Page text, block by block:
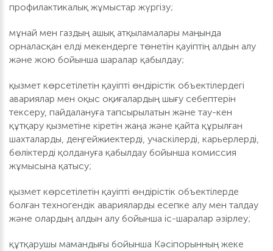
профилактикалық жұмыстар жүргізу;
мұнай мен газдың ашық атқыламалары маңында
орналасқан елді мекендерге төнетін қауіптің алдын алу
және жою бойынша шаралар қабылдау;
қызмет көрсетілетін қауіпті өндірістік объектілердегі
авариялар мен оқыс оқиғалардың шығу себептерін
тексеру, пайдалануға тапсырылатын және тау-кен
құтқару қызметіне кіретін жаңа және қайта құрылған
шахталарды, деңгейжиектерді, учаскілерді, карьерлерді,
бөліктерді қолдануға қабылдау бойынша комиссия
жұмысына қатысу;
қызмет көрсетілетін қауіпті өндірістік объектілерде
болған техногендік аварияларды есепке алу мен талдау
және олардың алдын алу бойынша іс-шаралар әзірлеу;
құтқарушы мамандығы бойынша Кәсіпорынның жеке